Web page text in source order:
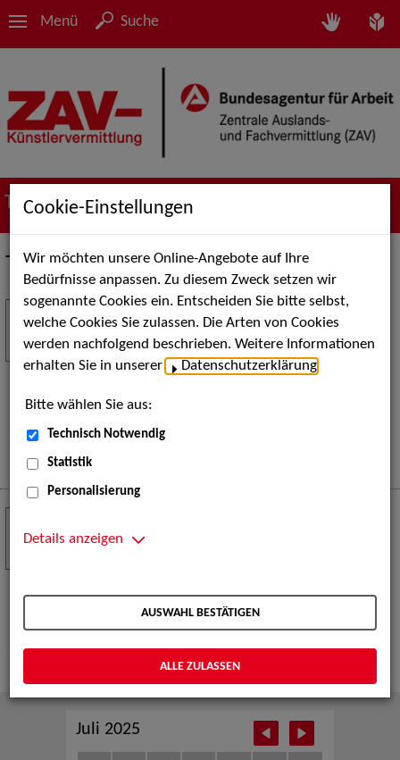
Menü Suche
Termine
Termine
Stuttgart Street Art
Kunst, Live-Acts und Aktionen für Kinder und
Familien. Die Stuttgart Street Art verwandelt den
eine große Open-Air-Bühne voller Akrobatik, Tanz,
Musik und beeindruckender Live-Performances.
Mehr
18
JUL
Serienfestival Weimar
TeleVisionale – Film- und Serienfestival in Weimar
und Eventpartnerin des Crew Call Weimar.
Mehr
NOV
Juli 2025
Cookie-Einstellungen
Wir möchten unsere Online-Angebote auf Ihre
Bedürfnisse anpassen. Zu diesem Zweck setzen wir
sogenannte Cookies ein. Entscheiden Sie bitte selbst,
welche Cookies Sie zulassen. Die Arten von Cookies
werden nachfolgend beschrieben. Weitere Informationen
erhalten Sie in unserer
Datenschutzerklärung
Bitte wählen Sie aus:
Technisch Notwendig
Statistik
Personalisierung
Details anzeigen
AUSWAHL BESTÄTIGEN
ALLE ZULASSEN